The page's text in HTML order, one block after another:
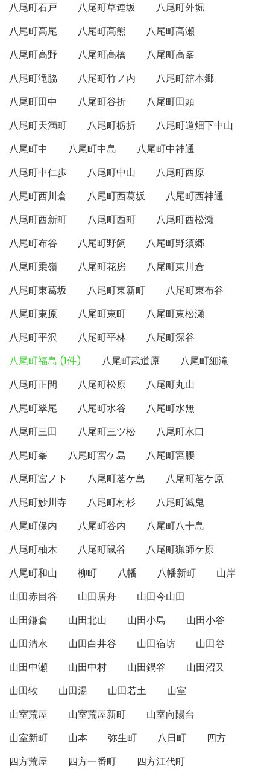
八尾町石戸
八尾町草連坂
八尾町外堀
八尾町高尾
八尾町高熊
八尾町高瀬
八尾町高野
八尾町高橋
八尾町高峯
八尾町滝脇
八尾町竹ノ内
八尾町舘本郷
八尾町田中
八尾町谷折
八尾町田頭
八尾町天満町
八尾町栃折
八尾町道畑下中山
八尾町中
八尾町中島
八尾町中神通
八尾町中仁歩
八尾町中山
八尾町西原
八尾町西川倉
八尾町西葛坂
八尾町西神通
八尾町西新町
八尾町西町
八尾町西松瀬
八尾町布谷
八尾町野飼
八尾町野須郷
八尾町乗嶺
八尾町花房
八尾町東川倉
八尾町東葛坂
八尾町東新町
八尾町東布谷
八尾町東原
八尾町東町
八尾町東松瀬
八尾町平沢
八尾町平林
八尾町深谷
八尾町福島 (1件)
八尾町武道原
八尾町細滝
八尾町正間
八尾町松原
八尾町丸山
八尾町翠尾
八尾町水谷
八尾町水無
八尾町三田
八尾町三ツ松
八尾町水口
八尾町峯
八尾町宮ケ島
八尾町宮腰
八尾町宮ノ下
八尾町茗ケ島
八尾町茗ケ原
八尾町妙川寺
八尾町村杉
八尾町滅鬼
八尾町保内
八尾町谷内
八尾町八十島
八尾町柚木
八尾町鼠谷
八尾町猟師ケ原
八尾町和山
柳町 八幡 八幡新町
山岸
山田赤目谷
山田居舟
山田今山田
山田鎌倉
山田北山 山田小島
山田小谷
山田清水
山田白井谷 山田宿坊
山田谷
山田中瀬
山田中村 山田鍋谷
山田沼又
山田牧
山田湯 山田若土
山室
山室荒屋
山室荒屋新町
山室向陽台
山室新町
山本 弥生町 八日町
四方
四方荒屋
四方一番町
四方江代町